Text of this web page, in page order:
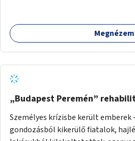
Megnézem
„Budapest Peremén”
Személyes krízisbe került emberek
gondozásból kikerülő fiatalok,